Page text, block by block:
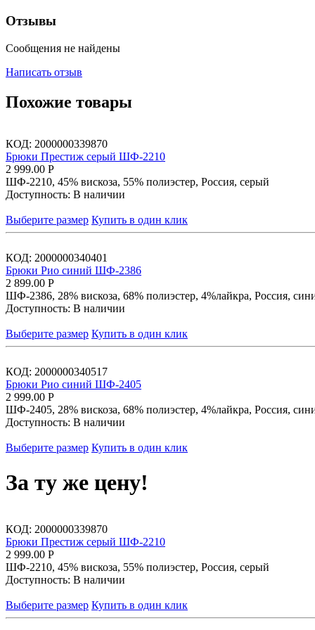
Отзывы
Сообщения не найдены
Написать отзыв
Похожие товары
КОД: 2000000339870
Брюки Престиж серый ШФ-2210
2 999.00 Р
ШФ-2210, 45% вискоза, 55% полиэстер, Россия, серый
Доступность: В наличии
Выберите размер Купить в один клик
КОД: 2000000340401
Брюки Рио синий ШФ-2386
2 899.00 Р
ШФ-2386, 28% вискоза, 68% полиэстер, 4%лайкра, Россия,
Доступность: В наличии
Выберите размер Купить в один клик
КОД: 2000000340517
Брюки Рио синий ШФ-2405
2 999.00 Р
ШФ-2405, 28% вискоза, 68% полиэстер, 4%лайкра, Россия,
Доступность: В наличии
Выберите размер Купить в один клик
За ту же цену!
КОД: 2000000339870
Брюки Престиж серый ШФ-2210
2 999.00 Р
ШФ-2210, 45% вискоза, 55% полиэстер, Россия, серый
Доступность: В наличии
Выберите размер Купить в один клик